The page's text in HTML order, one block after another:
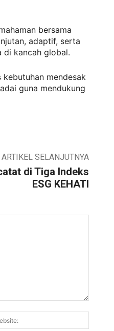
bersama
adaptif, serta
di kancah global.
mendesak
guna mendukung
ARTIKEL SELANJUTNYA
di Tiga Indeks
ESG KEHATI